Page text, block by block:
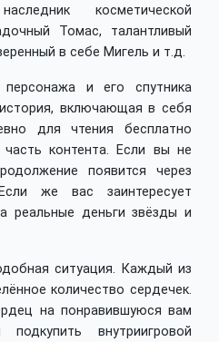
косметической
Томас, талантливый
в себе Мигель и т.д.
и его спутника
включающая в себя
для чтения бесплатно
контента. Если вы не
появится через
же вас заинтересует
реальные деньги звёзды и
ситуация. Каждый из
количество сердечек.
на понравившуюся вам
внутриигровой